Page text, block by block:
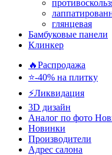
глянцевая
Бамбуковые панели
Клинкер
🔥Распродажа
⭐-40% на плитку
⚡️Ликвидация
3D дизайн
Аналог по фото
Новинки
Производители
Адрес салона